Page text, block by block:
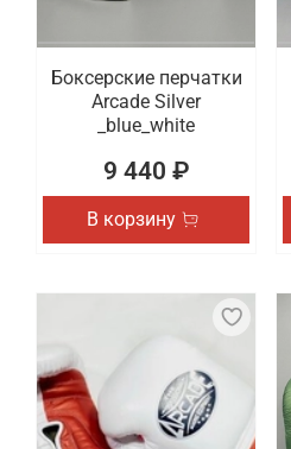
Боксерские перчатки
Arcade Silver
_blue_white
9 440 ₽
В корзину